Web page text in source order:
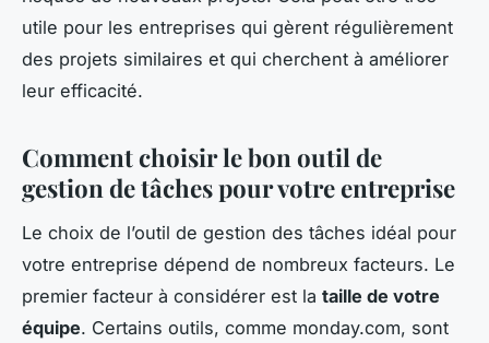
utile pour les entreprises qui gèrent régulièrement
des projets similaires et qui cherchent à améliorer
leur efficacité.
Comment choisir le bon outil de
gestion de tâches pour votre entreprise
Le choix de l’outil de gestion des tâches idéal pour
votre entreprise dépend de nombreux facteurs. Le
premier facteur à considérer est la taille de votre
équipe. Certains outils, comme monday.com, sont